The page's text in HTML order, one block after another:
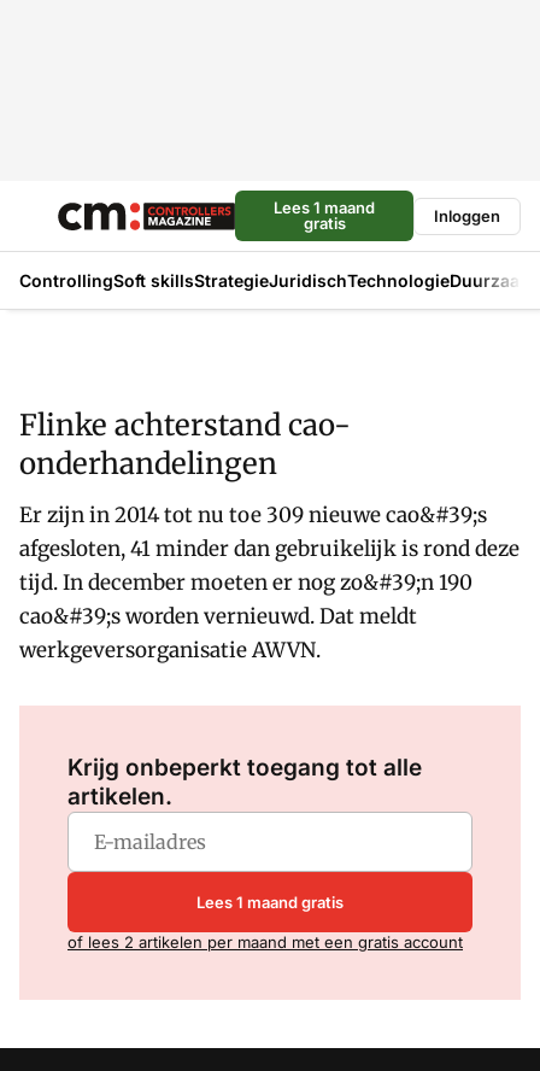
Lees 1 maand
gratis
Inloggen
ControllingSoft skillsStrategieJuridischTechnologie
Flinke achterstand cao-
onderhandelingen
Er zijn in 2014 tot nu toe 309 nieuwe cao&#39;s
afgesloten, 41 minder dan gebruikelijk is rond deze
tijd. In december moeten er nog zo&#39;n 190
cao&#39;s worden vernieuwd. Dat meldt
werkgeversorganisatie AWVN.
Krijg onbeperkt toegang tot alle
artikelen.
Lees 1 maand gratis
of lees 2 artikelen per maand met een gratis account